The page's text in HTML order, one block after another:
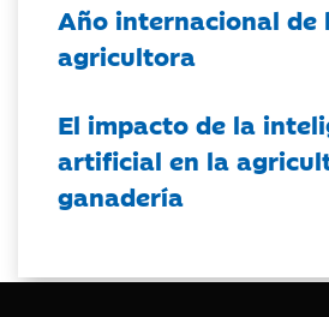
Año internacional de
agricultora
El impacto de la
artificial en la
ganadería